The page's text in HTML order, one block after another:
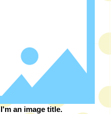
I'm an image title.